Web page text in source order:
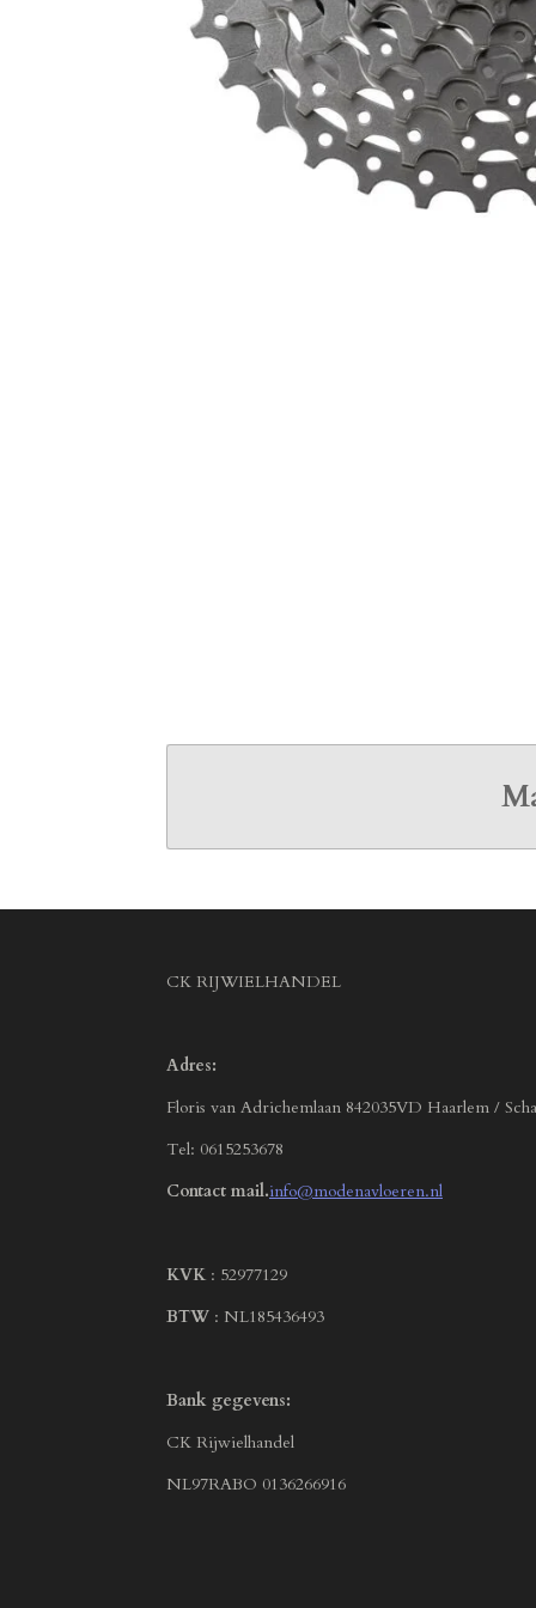
CK RIJWIELHANDEL
Adres:
Floris van Adrichemlaan 842035VD Haarlem /
Tel: 0615253678
Contact mail.info@modenavloeren.nl
KVK : 52977129
BTW : NL185436493
Bank gegevens:
CK Rijwielhandel
NL97RABO 0136266916